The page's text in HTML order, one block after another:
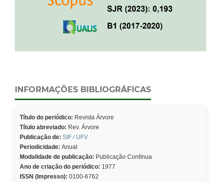
INFORMAÇÕES BIBLIOGRÁFICAS
Título do periódico: Revista Árvore
Título abreviado: Rev. Árvore
Publicação de: SIF / UFV
Periodicidade: Anual
Modalidade de publicação: Publicação Contínua
Ano de criação do periódico: 1977
ISSN (Impresso): 0100-6762